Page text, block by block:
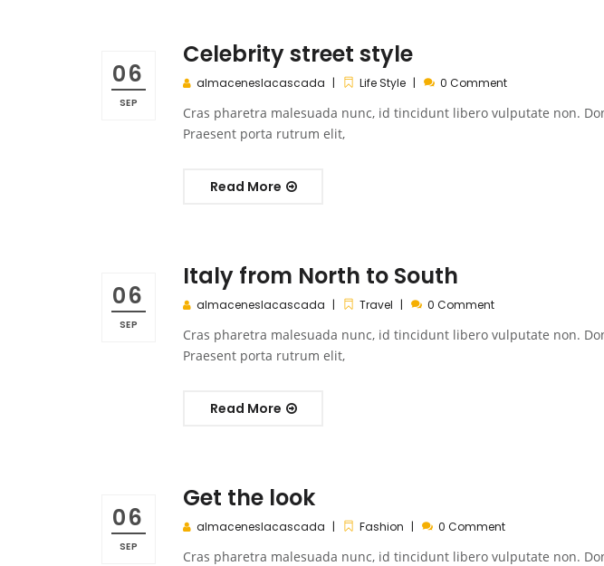
06
SEP
Celebrity street style
almaceneslacascada Life Style 0 Comment
Cras pharetra malesuada nunc, id tincidunt libero vulputate non.
Praesent porta rutrum elit,
Read More
06
SEP
Italy from North to South
almaceneslacascada Travel 0 Comment
Cras pharetra malesuada nunc, id tincidunt libero vulputate non.
Praesent porta rutrum elit,
Read More
06
SEP
Get the look
almaceneslacascada Fashion 0 Comment
Cras pharetra malesuada nunc, id tincidunt libero vulputate non.